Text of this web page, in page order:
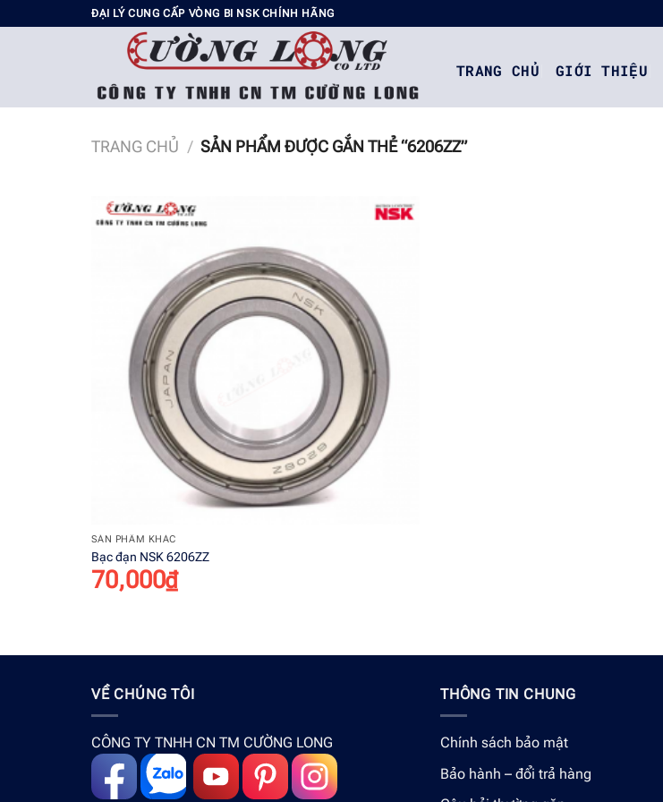
đến
ĐẠI LÝ CUNG CẤP VÒNG BI NSK CHÍNH HÃNG
TRANG CHỦ GIỚI THIỆU
TRANG CHỦ / SẢN PHẨM ĐƯỢC GẮN THẺ “6206ZZ”
SẢN PHẨM KHÁC
Bạc đạn NSK 6206ZZ
70,000₫
VỀ CHÚNG TÔI
CÔNG TY TNHH CN TM CƯỜNG LONG
THÔNG TIN CHUNG
Chính sách bảo mật
Bảo hành – đổi trả hàng